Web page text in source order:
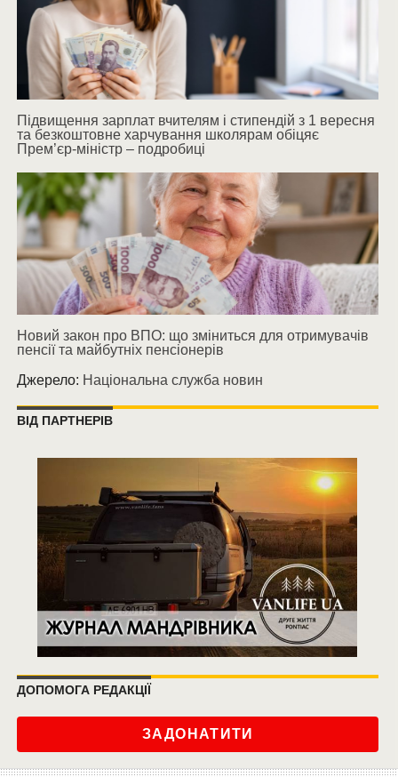
Підвищення зарплат вчителям і стипендій з 1 вересня
та безкоштовне харчування школярам обіцяє
Прем’єр-міністр – подробиці
Новий закон про ВПО: що зміниться для отримувачів
пенсії та майбутніх пенсіонерів
Джерело: Національна служба новин
ВІД ПАРТНЕРІВ
ДОПОМОГА РЕДАКЦІЇ
ЗАДОНАТИТИ